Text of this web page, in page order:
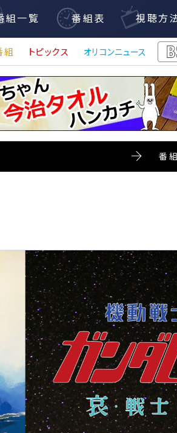
組一覧 番組表 視聴方
組 トピックス
オリコンニュース
番